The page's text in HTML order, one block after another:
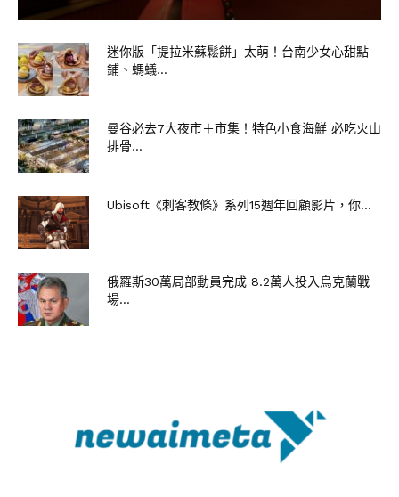
迷你版「提拉米蘇鬆餅」太萌！台南少女心甜點
鋪、螞蟻...
曼谷必去7大夜市＋市集！特色小食海鮮 必吃火山
排骨...
Ubisoft《刺客教條》系列15週年回顧影片，你...
俄羅斯30萬局部動員完成 8.2萬人投入烏克蘭戰
場...